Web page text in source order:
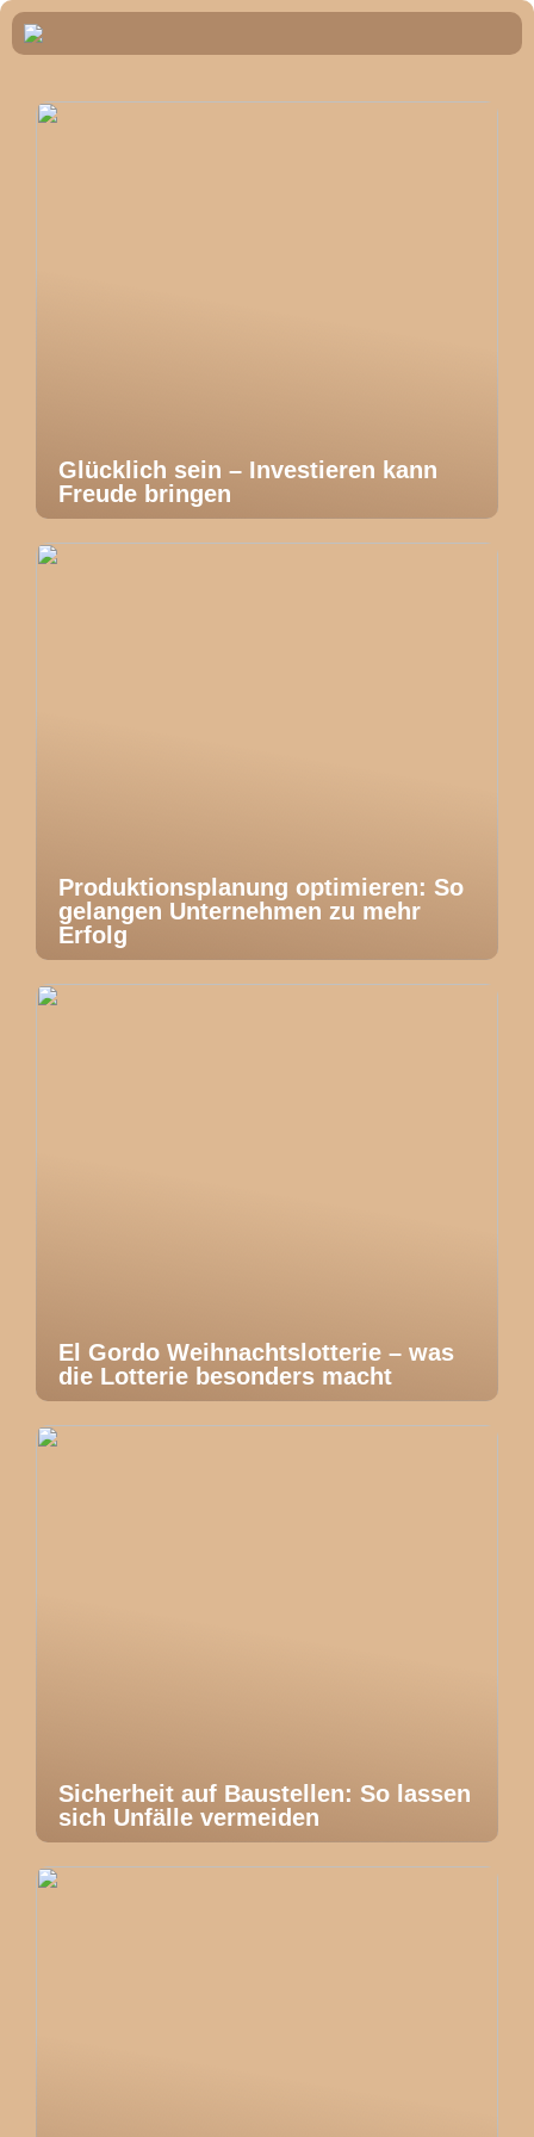
Glücklich sein – Investieren kann
Freude bringen
Produktionsplanung optimieren: So
gelangen Unternehmen zu mehr
Erfolg
El Gordo Weihnachtslotterie – was
die Lotterie besonders macht
Sicherheit auf Baustellen: So lassen
sich Unfälle vermeiden